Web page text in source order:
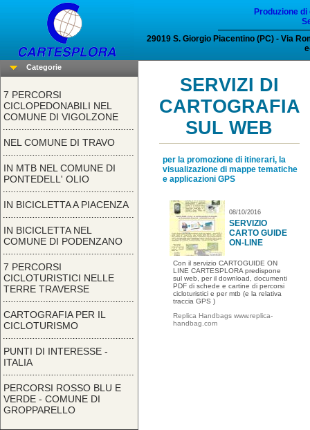
Produzione
29019 S. Giorgio Piacentino (PC) - Via
Categorie
7 PERCORSI
CICLOPEDONABILI NEL
COMUNE DI VIGOLZONE
NEL COMUNE DI TRAVO
IN MTB NEL COMUNE DI
PONTEDELL' OLIO
IN BICICLETTA A PIACENZA
IN BICICLETTA NEL
COMUNE DI PODENZANO
7 PERCORSI
CICLOTURISTICI NELLE
TERRE TRAVERSE
CARTOGRAFIA PER IL
CICLOTURISMO
PUNTI DI INTERESSE -
ITALIA
PERCORSI ROSSO BLU E
VERDE - COMUNE DI
GROPPARELLO
SERVIZI DI
CARTOGRAFIA
SUL WEB
per la promozione di itinerari, la
visualizazione di mappe tematiche
e applicazioni GPS
08/10/2016
SERVIZIO
CARTO GUIDE
ON-LINE
Con il servizio CARTOGUIDE ON
LINE CARTESPLORA predispone
sul web, per il download, documenti
PDF di schede e cartine di percorsi
cicloturistici e per mtb (e la relativa
traccia GPS )
Replica Handbags www.replica-
handbag.com